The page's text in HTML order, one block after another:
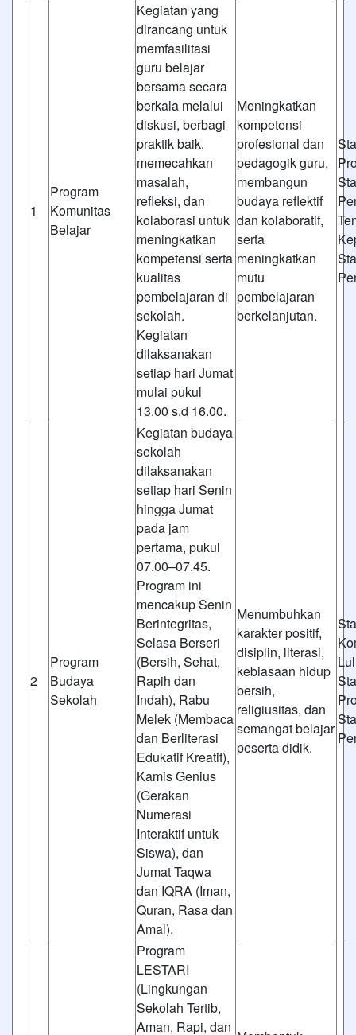
1
Program
Komunitas
Belajar
Kegiatan yang
dirancang untuk
memfasilitasi
guru belajar
bersama secara
berkala melalui
diskusi, berbagi
praktik baik,
memecahkan
masalah,
refleksi, dan
kolaborasi untuk
meningkatkan
kompetensi serta
kualitas
pembelajaran di
sekolah.
Kegiatan
dilaksanakan
setiap hari Jumat
mulai pukul
13.00 s.d 16.00.
Meningkatkan
kompetensi
profesional dan
pedagogik guru,
membangun
budaya reflektif
dan kolaboratif,
serta
meningkatkan
mutu
pembelajaran
berkelanjutan.
2
Program
Budaya
Sekolah
Kegiatan budaya
sekolah
dilaksanakan
setiap hari Senin
hingga Jumat
pada jam
pertama, pukul
07.00–07.45.
Program ini
mencakup Senin
Berintegritas,
Selasa Berseri
(Bersih, Sehat,
Rapih dan
Indah), Rabu
Melek (Membaca
dan Berliterasi
Edukatif Kreatif),
Kamis Genius
(Gerakan
Numerasi
Interaktif untuk
Siswa), dan
Jumat Taqwa
dan IQRA (Iman,
Quran, Rasa dan
Amal).
Menumbuhkan
karakter positif,
disiplin, literasi,
kebiasaan hidup
bersih,
religiusitas, dan
semangat belajar
peserta didik.
Program
LESTARI
(Lingkungan
Sekolah Tertib,
Aman, Rapi, dan